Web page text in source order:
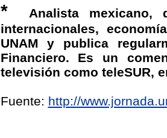
*
Analista mexicano,
internacionales,
UNAM y publica
Financiero. Es un
televisión como teleSUR,
Fuente: http://